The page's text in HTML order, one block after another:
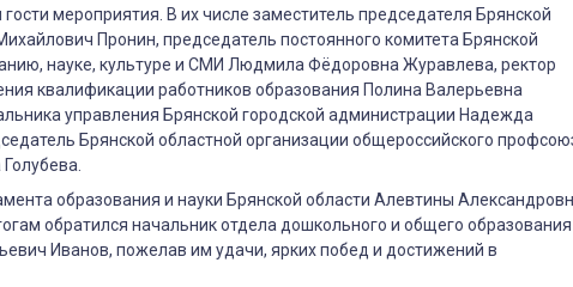
гости мероприятия. В их числе заместитель председателя Брянской
Пронин, председатель постоянного комитета Брянской
науке, культуре и СМИ Людмила Фёдоровна Журавлева, ректор
квалификации работников образования Полина Валерьевна
управления Брянской городской администрации Надежда
Брянской областной организации общероссийского
образования и науки Брянской области Алевтины
обратился начальник отдела дошкольного и общего образования
Иванов, пожелав им удачи, ярких побед и достижений в